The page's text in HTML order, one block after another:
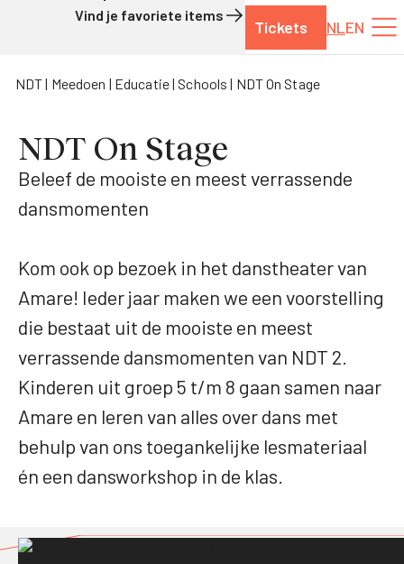
Tickets NLEN
Vind je favoriete items
NDT Meedoen Educatie Schools NDT On Stage
NDT On Stage
Beleef de mooiste en meest verrassende
dansmomenten
Kom ook op bezoek in het danstheater van
Amare! Ieder jaar maken we een voorstelling
die bestaat uit de mooiste en meest
verrassende dansmomenten van NDT 2.
Kinderen uit groep 5 t/m 8 gaan samen naar
Amare en leren van alles over dans met
behulp van ons toegankelijke lesmateriaal
én een dansworkshop in de klas.